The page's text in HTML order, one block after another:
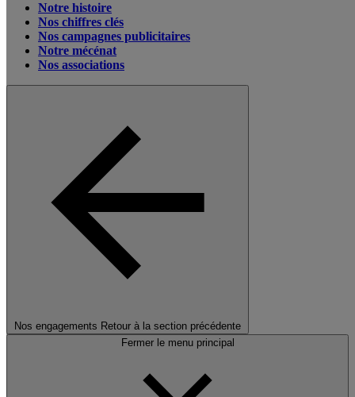
Notre histoire
Nos chiffres clés
Nos campagnes publicitaires
Notre mécénat
Nos associations
Nos engagements Retour à la section précédente
Fermer le menu principal